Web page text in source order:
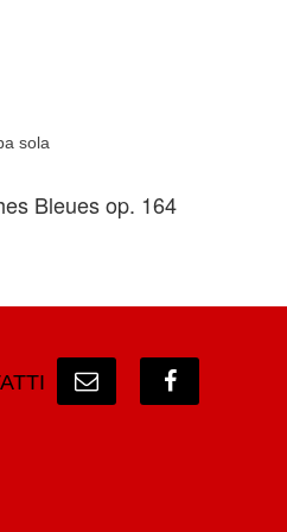
sola
articoli
Bleues op. 164